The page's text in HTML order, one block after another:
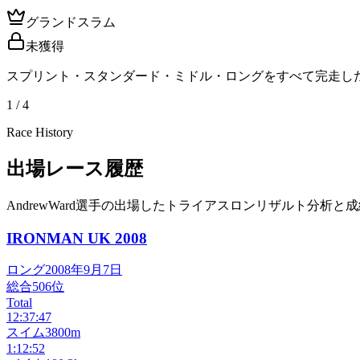
グランドスラム
未獲得
スプリント・スタンダード・ミドル・ロングをすべて完走し
1 / 4
Race History
出場レース履歴
AndrewWard選手の出場したトライアスロンリザルト分析と
IRONMAN UK 2008
ロング2008年9月7日
総合506位
Total
12:37:47
スイム3800m
1:12:52